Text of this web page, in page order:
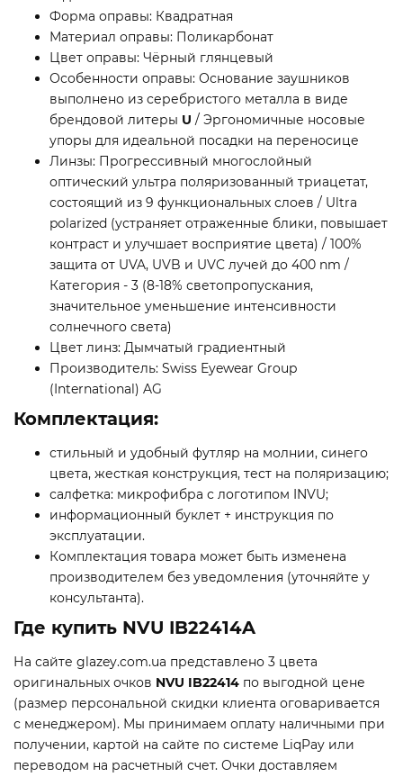
Форма оправы: Квадратная
Материал оправы: Поликарбонат
Цвет оправы: Чёрный глянцевый
Особенности оправы: Основание заушников
выполнено из серебристого металла в виде
брендовой литеры U / Эргономичные носовые
упоры для идеальной посадки на переносице
Линзы: Прогрессивный многослойный
оптический ультра поляризованный триацетат,
состоящий из 9 функциональных слоев / Ultra
polarized (устраняет отраженные блики, повышает
контраст и улучшает восприятие цвета) / 100%
защита от UVA, UVB и UVC лучей до 400 nm /
Категория - 3 (8-18% светопропускания,
значительное уменьшение интенсивности
солнечного света)
Цвет линз: Дымчатый градиентный
Производитель: Swiss Eyewear Group
(International) AG
Комплектация:
стильный и удобный футляр на молнии, синего
цвета, жесткая конструкция, тест на поляризацию;
салфетка: микрофибра с логотипом INVU;
информационный буклет + инструкция по
эксплуатации.
Комплектация товара может быть изменена
производителем без уведомления (уточняйте у
консультанта).
Где купить NVU IB22414A
На сайте glazey.com.ua представлено 3 цвета
оригинальных очков NVU IB22414 по выгодной цене
(размер персональной скидки клиента оговаривается
с менеджером). Мы принимаем оплату наличными при
получении, картой на сайте по системе LiqPay или
переводом на расчетный счет. Очки доставляем